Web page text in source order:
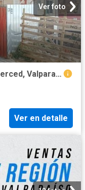
Ver foto
¡Vendo hermosa Casa en Cerro Merced, Valparaíso!
Ver en detalle